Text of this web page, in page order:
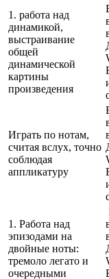
1. работа над
динамикой,
выстраивание
общей
динамической
картины
произведения
Играть по нотам,
считая вслух, точно
соблюдая
аппликатуру
1. Работа над
эпизодами на
двойные ноты:
тремоло легато и
очередными